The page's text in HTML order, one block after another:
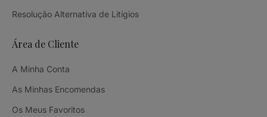
Resolução Alternativa de Litígios
Área de Cliente
A Minha Conta
As Minhas Encomendas
Os Meus Favoritos